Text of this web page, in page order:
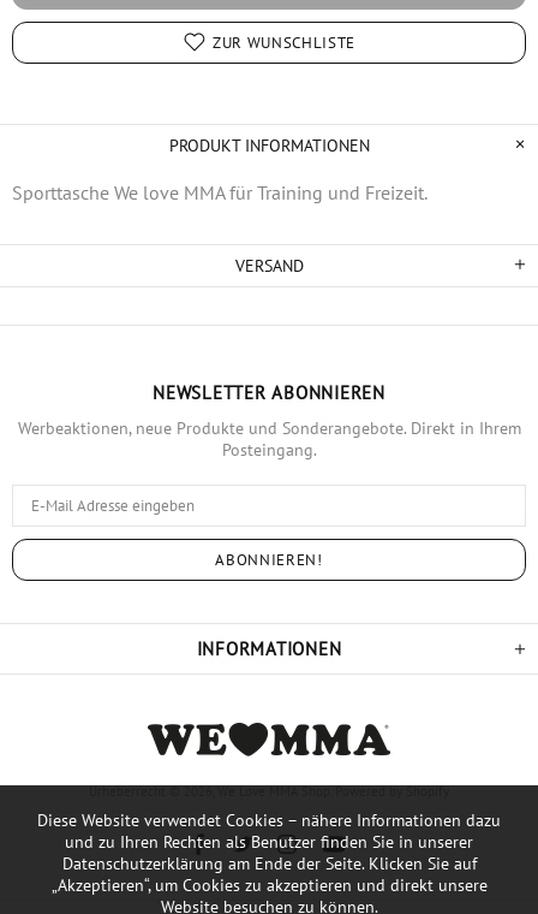
ZUR WUNSCHLISTE
PRODUKT INFORMATIONEN
Sporttasche We love MMA für Training und Freizeit.
VERSAND
INFORMATIONEN
NEWSLETTER ABONNIEREN
Werbeaktionen, neue Produkte und Sonderangebote. Direkt in Ihrem
Posteingang.
Urheberrecht © 2026,We Love MMA Shop. Powered by Shopify
Diese Website verwendet Cookies – nähere Informationen dazu
und zu Ihren Rechten als Benutzer finden Sie in unserer
Datenschutzerklärung am Ende der Seite. Klicken Sie auf
„Akzeptieren“, um Cookies zu akzeptieren und direkt unsere
Website besuchen zu können.